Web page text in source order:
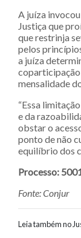
A juíza
Justiça que
que restrinja
pelos
a juíza
coparticipação
mensalidade
“Essa
e da
obstar o
ponto de não
equilíbrio dos
Processo:
Fonte: Conjur
Leia também no